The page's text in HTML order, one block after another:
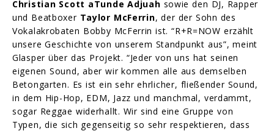
Christian Scott aTunde Adjuah sowie den DJ, Rapper
und Beatboxer Taylor McFerrin, der der Sohn des
Vokalakrobaten Bobby McFerrin ist. “R+R=NOW erzählt
unsere Geschichte von unserem Standpunkt aus”, meint
Glasper über das Projekt. “Jeder von uns hat seinen
eigenen Sound, aber wir kommen alle aus demselben
Betongarten. Es ist ein sehr ehrlicher, fließender Sound,
in dem Hip-Hop, EDM, Jazz und manchmal, verdammt,
sogar Reggae widerhallt. Wir sind eine Gruppe von
Typen, die sich gegenseitig so sehr respektieren, dass